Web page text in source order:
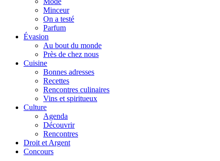
Minceur
On a testé
Parfum
Évasion
Au bout du monde
Près de chez nous
Cuisine
Bonnes adresses
Recettes
Rencontres culinaires
Vins et spiritueux
Culture
Agenda
Découvrir
Rencontres
Droit et Argent
Concours